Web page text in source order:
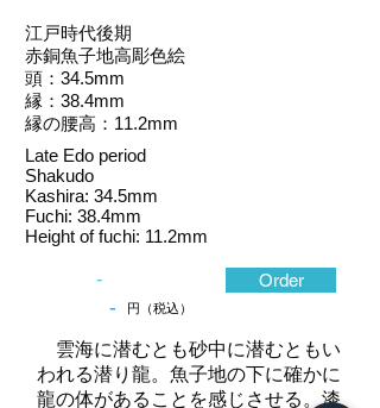
江戸時代後期
赤銅魚子地高彫色絵
頭：34.5mm
縁：38.4mm
縁の腰高：11.2mm
Late Edo period
Shakudo
Kashira: 34.5mm
Fuchi: 38.4mm
Height of fuchi: 11.2mm
-
- 円（税込）
Order
雲海に潜むとも砂中に潜むともい
われる潜り龍。魚子地の下に確かに
龍の体があることを感じさせる。漆